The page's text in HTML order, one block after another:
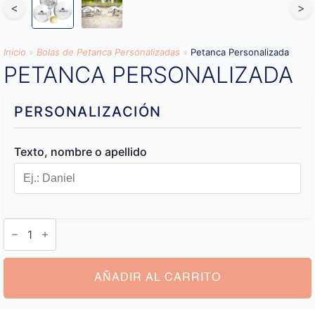
< >
Inicio » Bolas de Petanca Personalizadas » Petanca Personalizada
PETANCA PERSONALIZADA
PERSONALIZACIÓN
Texto, nombre o apellido
Petanca
Personalizada
cantidad
AÑADIR AL CARRITO